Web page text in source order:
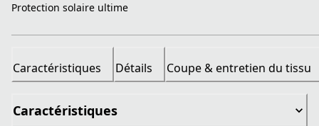
Protection solaire ultime
Caractéristiques Détails Coupe & entretien du tissu
Caractéristiques